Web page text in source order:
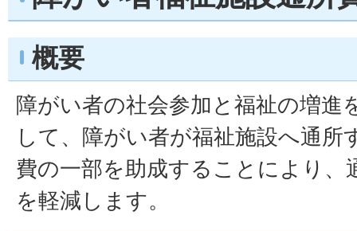
概要
障がい者の社会参加と福祉の増進
して、障がい者が福祉施設へ通所
費の一部を助成することにより、
を軽減します。